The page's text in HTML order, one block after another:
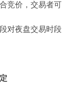
竞价，交易者可
对夜盘交易时段